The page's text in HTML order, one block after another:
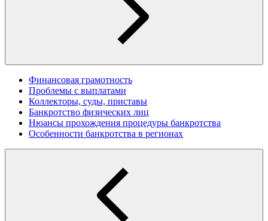
Финансовая грамотность
Проблемы с выплатами
Коллекторы, суды, приставы
Банкротство физических лиц
Нюансы прохождения процедуры банкротства
Особенности банкротства в регионах